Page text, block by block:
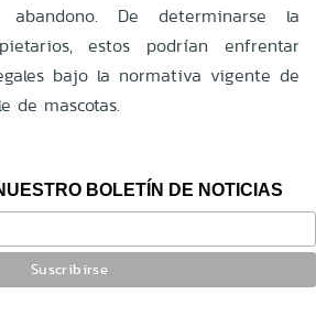
De determinarse la
estos podrían enfrentar
bajo la normativa vigente de
de mascotas.
BOLETÍN DE NOTICIAS